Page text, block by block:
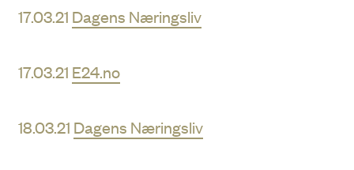
17.03.21 Dagens Næringsliv
17.03.21 E24.no
18.03.21 Dagens Næringsliv